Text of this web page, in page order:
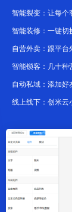
智能裂变：让每个
智能装修：一键切
自营外卖：跟平台
智能锁客：几十种
自动私域：添加好
线上线下：创米云